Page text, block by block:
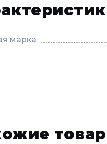
марка